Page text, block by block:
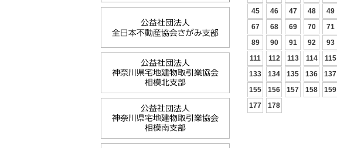
45
46 47 48 49
67
68 69 70 71
89
90 91 92 93
111
112 113 114 115
133
134 135 136 137
155
156 157 158 159
177
178